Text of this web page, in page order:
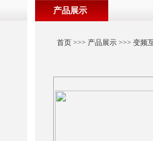
产品展示
首页>>> 产品展示>>> 变频